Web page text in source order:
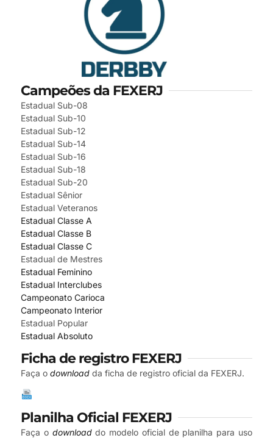
Campeões da FEXERJ
Estadual Sub-08
Estadual Sub-10
Estadual Sub-12
Estadual Sub-14
Estadual Sub-16
Estadual Sub-18
Estadual Sub-20
Estadual Sênior
Estadual Veteranos
Estadual Classe A
Estadual Classe B
Estadual Classe C
Estadual de Mestres
Estadual Feminino
Estadual Interclubes
Campeonato Carioca
Campeonato Interior
Estadual Popular
Estadual Absoluto
Ficha de registro FEXERJ
Faça o download da ficha de registro oficial da FEXERJ.
Planilha Oficial FEXERJ
Faça o downloaddo modelo oficial de planilha para uso